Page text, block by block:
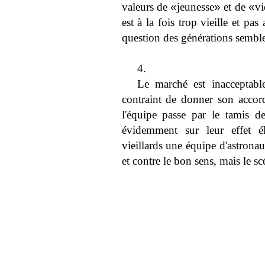
valeurs de«jeunesse» et de «
est à la fois trop vieille et pas
question des générations
4.
Le marché est
contraint de donner son
l'équipe passe par le tamis
évidemment sur leur effet
vieillards une équipe
et contre le bon sens, mais le